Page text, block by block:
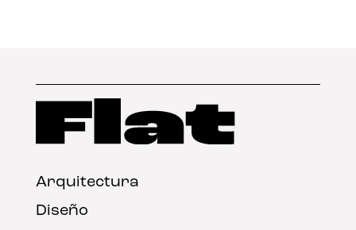
Arquitectura
Diseño